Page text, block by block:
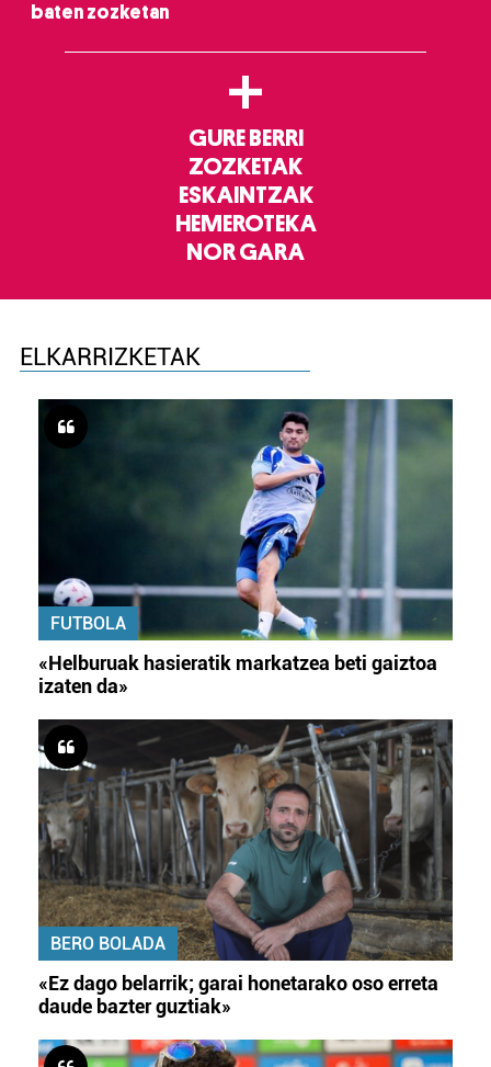
baten zozketan
+
GURE BERRI
ZOZKETAK
ESKAINTZAK
HEMEROTEKA
NOR GARA
ELKARRIZKETAK
FUTBOLA
«Helburuak hasieratik markatzea beti gaiztoa
izaten da»
BERO BOLADA
«Ez dago belarrik; garai honetarako oso erreta
daude bazter guztiak»